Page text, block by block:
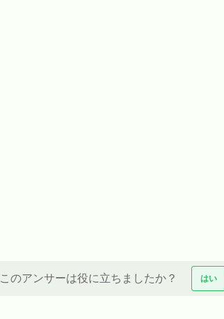
このアンサーは役に立ちましたか？ はい